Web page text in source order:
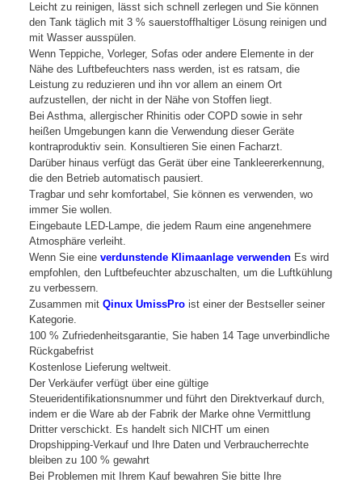
Leicht zu reinigen, lässt sich schnell zerlegen und Sie können
den Tank täglich mit 3 % sauerstoffhaltiger Lösung reinigen und
mit Wasser ausspülen.
Wenn Teppiche, Vorleger, Sofas oder andere Elemente in der
Nähe des Luftbefeuchters nass werden, ist es ratsam, die
Leistung zu reduzieren und ihn vor allem an einem Ort
aufzustellen, der nicht in der Nähe von Stoffen liegt.
Bei Asthma, allergischer Rhinitis oder COPD sowie in sehr
heißen Umgebungen kann die Verwendung dieser Geräte
kontraproduktiv sein. Konsultieren Sie einen Facharzt.
Darüber hinaus verfügt das Gerät über eine Tankleererkennung,
die den Betrieb automatisch pausiert.
Tragbar und sehr komfortabel, Sie können es verwenden, wo
immer Sie wollen.
Eingebaute LED-Lampe, die jedem Raum eine angenehmere
Atmosphäre verleiht.
Wenn Sie eine verdunstende Klimaanlage verwenden Es wird
empfohlen, den Luftbefeuchter abzuschalten, um die Luftkühlung
zu verbessern.
Zusammen mit Qinux UmissPro ist einer der Bestseller seiner
Kategorie.
100 % Zufriedenheitsgarantie, Sie haben 14 Tage unverbindliche
Rückgabefrist
Kostenlose Lieferung weltweit.
Der Verkäufer verfügt über eine gültige
Steueridentifikationsnummer und führt den Direktverkauf durch,
indem er die Ware ab der Fabrik der Marke ohne Vermittlung
Dritter verschickt. Es handelt sich NICHT um einen
Dropshipping-Verkauf und Ihre Daten und Verbraucherrechte
bleiben zu 100 % gewahrt
Bei Problemen mit Ihrem Kauf bewahren Sie bitte Ihre